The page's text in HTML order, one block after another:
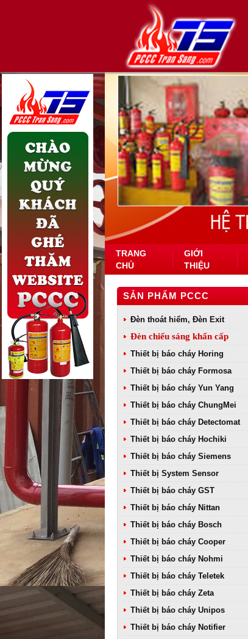
TRANG
CHỦ
GIỚI
THIỆU
SẢN PHẨM PCCC
Đèn thoát hiểm, Đèn Exit
Đèn chiếu sáng khẩn cấp
Thiết bị báo cháy Horing
Thiết bị báo cháy Formosa
Thiết bị báo cháy Yun Yang
Thiết bị báo cháy ChungMei
Thiết bị báo cháy Detectomat
Thiết bị báo cháy Hochiki
Thiết bị báo cháy Siemens
Thiết bị System Sensor
Thiết bị báo cháy GST
Thiết bị báo cháy Nittan
Thiết bị báo cháy Bosch
Thiết bị báo cháy Cooper
Thiết bị báo cháy Nohmi
Thiết bị báo cháy Teletek
Thiết bị báo cháy Zeta
Thiết bị báo cháy Unipos
Thiết bị báo cháy Notifier